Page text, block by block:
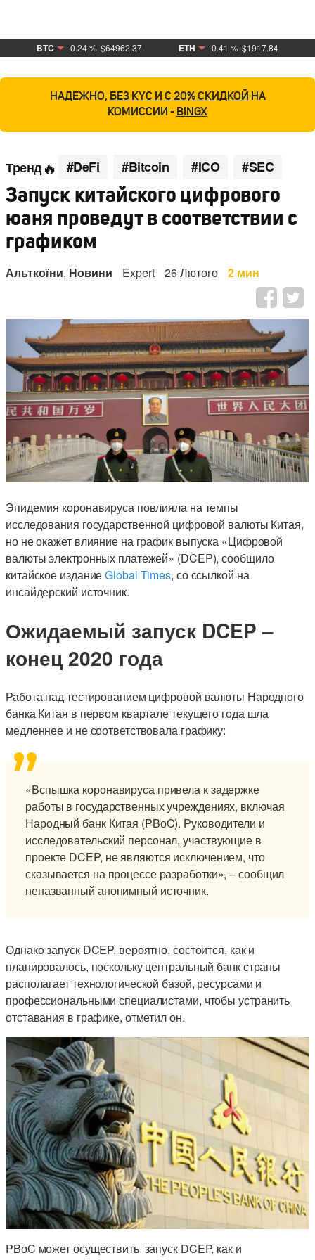
BTC -0.24 % $64962.37 ETH -0.41 % $1917.84
НАДЕЖНО, БЕЗ KYC И С 20% СКИДКОЙ НА
КОМИССИИ - BINGX
Тренд #DeFi #Bitcoin #ICO #SEC
Запуск китайского цифрового
юаня проведут в соответствии с
графиком
Альткоїни, Новини Expert 26 Лютого 2 мин
Эпидемия коронавируса повлияла на темпы
исследования государственной цифровой валюты Китая,
но не окажет влияние на график выпуска «Цифровой
валюты электронных платежей» (DCEP), сообщило
китайское изданиеGlobal Times, со ссылкой на
инсайдерский источник.
Ожидаемый запуск DCEP –
конец 2020 года
Работа над тестированием цифровой валюты Народного
банка Китая в первом квартале текущего года шла
медленнее и не соответствовала графику:
«Вспышка коронавируса привела к задержке
работы в государственных учреждениях, включая
Народный банк Китая (PBоC). Руководители и
исследовательский персонал, участвующие в
проекте DCEP, не являются исключением, что
сказывается на процессе разработки», – сообщил
неназванный анонимный источник.
Однако запуск DCEP, вероятно, состоится, как и
планировалось, поскольку центральный банк страны
располагает технологической базой, ресурсами и
профессиональными специалистами, чтобы устранить
отставания в графике, отметил он.
PBоC может осуществить запуск DCEP, как и